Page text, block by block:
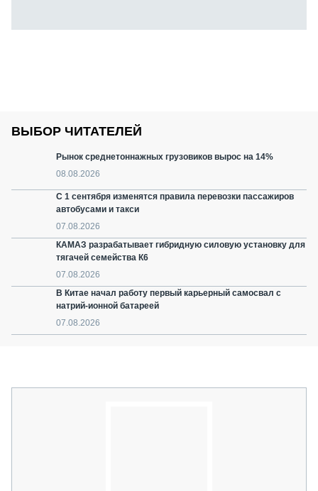
ВЫБОР ЧИТАТЕЛЕЙ
Рынок среднетоннажных грузовиков вырос на 14%
08.08.2026
С 1 сентября изменятся правила перевозки пассажиров
автобусами и такси
07.08.2026
КАМАЗ разрабатывает гибридную силовую установку для
тягачей семейства К6
07.08.2026
В Китае начал работу первый карьерный самосвал с
натрий-ионной батареей
07.08.2026